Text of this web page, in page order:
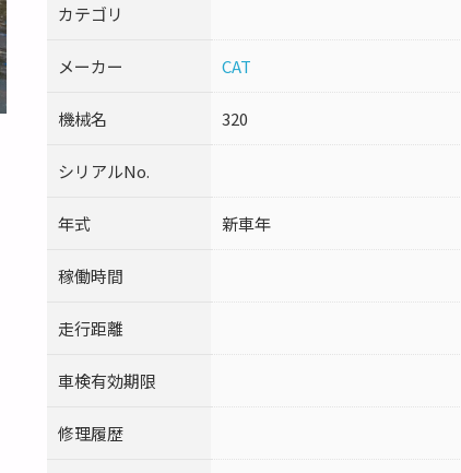
カテゴリ
メーカー CAT
機械名 320
シリアルNo.
年式 新車年
稼働時間
走行距離
車検有効期限
修理履歴